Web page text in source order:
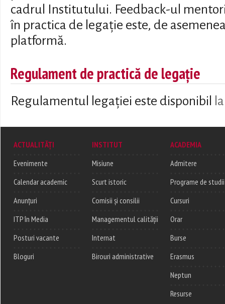
cadrul Institutului. Feedback-ul
în practica de legație este, de
platformă.
Regulament de practică de legație
Regulamentul legației este disponibil
ACTUALITĂȚI
Evenimente
Calendar academic
Anunțuri
ITP în Media
Posturi vacante
Bloguri
INSTITUT
Misiune
Scurt istoric
Comisii și consilii
Managementul calității
Internat
Birouri administrative
ACADEMIA
Admitere
Programe de studii
Cursuri
Orar
Burse
Erasmus
Neptun
Resurse